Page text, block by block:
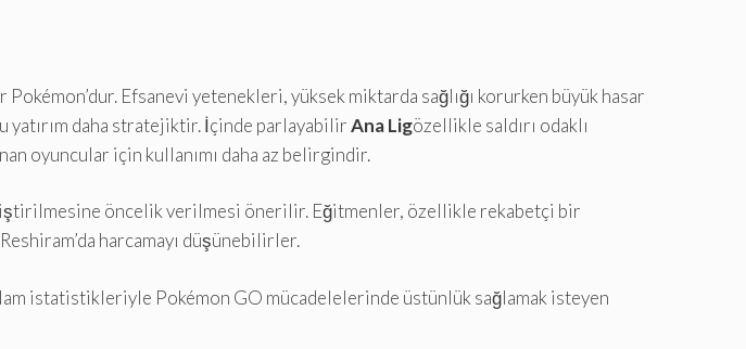
Efsanevi yetenekleri, yüksek miktarda sağlığı korurken büyük hasar
yatırım daha stratejiktir. İçinde parlayabilirAna Ligözellikle saldırı odaklı
oyuncular için kullanımı daha az belirgindir.
öncelik verilmesi önerilir. Eğitmenler, özellikle rekabetçi bir
harcamayı düşünebilirler.
istatistikleriyle Pokémon GO mücadelelerinde üstünlük sağlamak isteyen